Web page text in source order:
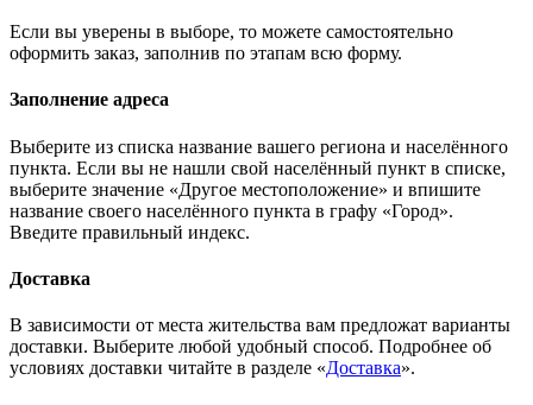
Если вы уверены в выборе, то можете самостоятельно
оформить заказ, заполнив по этапам всю форму.
Заполнение адреса
Выберите из списка название вашего региона и населённого
пункта. Если вы не нашли свой населённый пункт в списке,
выберите значение «Другое местоположение» и впишите
название своего населённого пункта в графу «Город».
Введите правильный индекс.
Доставка
В зависимости от места жительства вам предложат варианты
доставки. Выберите любой удобный способ. Подробнее об
условиях доставки читайте в разделе «Доставка».